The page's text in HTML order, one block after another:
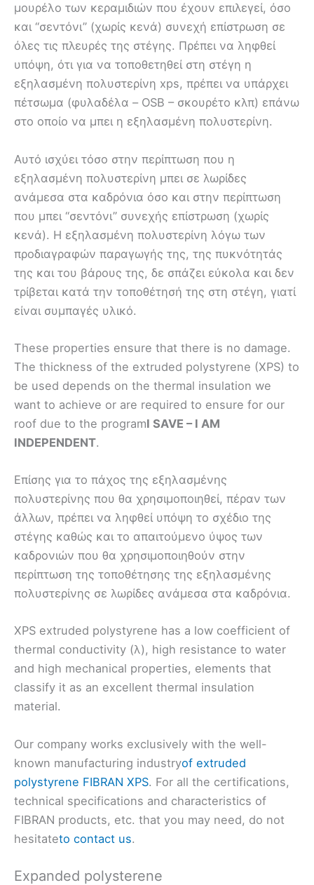
μουρέλο των κεραμιδιών που έχουν επιλεγεί, όσο
και “σεντόνι” (χωρίς κενά) συνεχή επίστρωση σε
όλες τις πλευρές της στέγης. Πρέπει να ληφθεί
υπόψη, ότι για να τοποθετηθεί στη στέγη η
εξηλασμένη πολυστερίνη xps, πρέπει να υπάρχει
πέτσωμα (φυλαδέλα – OSB – σκουρέτο κλπ) επάνω
στο οποίο να μπει η εξηλασμένη πολυστερίνη.
Αυτό ισχύει τόσο στην περίπτωση που η
εξηλασμένη πολυστερίνη μπει σε λωρίδες
ανάμεσα στα καδρόνια όσο και στην περίπτωση
που μπει “σεντόνι” συνεχής επίστρωση (χωρίς
κενά). Η εξηλασμένη πολυστερίνη λόγω των
προδιαγραφών παραγωγής της, της πυκνότητάς
της και του βάρους της, δε σπάζει εύκολα και δεν
τρίβεται κατά την τοποθέτησή της στη στέγη, γιατί
είναι συμπαγές υλικό.
These properties ensure that there is no damage.
The thickness of the extruded polystyrene (XPS) to
be used depends on the thermal insulation we
want to achieve or are required to ensure for our
roof due to the programI SAVE – I AM
INDEPENDENT.
Επίσης για το πάχος της εξηλασμένης
πολυστερίνης που θα χρησιμοποιηθεί, πέραν των
άλλων, πρέπει να ληφθεί υπόψη το σχέδιο της
στέγης καθώς και το απαιτούμενο ύψος των
καδρονιών που θα χρησιμοποιηθούν στην
περίπτωση της τοποθέτησης της εξηλασμένης
πολυστερίνης σε λωρίδες ανάμεσα στα καδρόνια.
XPS extruded polystyrene has a low coefficient of
thermal conductivity (λ), high resistance to water
and high mechanical properties, elements that
classify it as an excellent thermal insulation
material.
Our company works exclusively with the well-
known manufacturing industryof extruded
polystyrene FIBRAN XPS. For all the certifications,
technical specifications and characteristics of
FIBRAN products, etc. that you may need, do not
hesitateto contact us.
Expanded polysterene